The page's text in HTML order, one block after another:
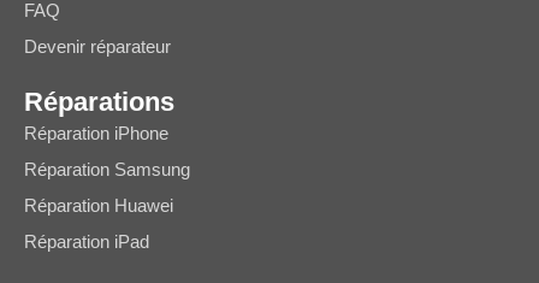
FAQ
Devenir réparateur
Réparations
Réparation iPhone
Réparation Samsung
Réparation Huawei
Réparation iPad